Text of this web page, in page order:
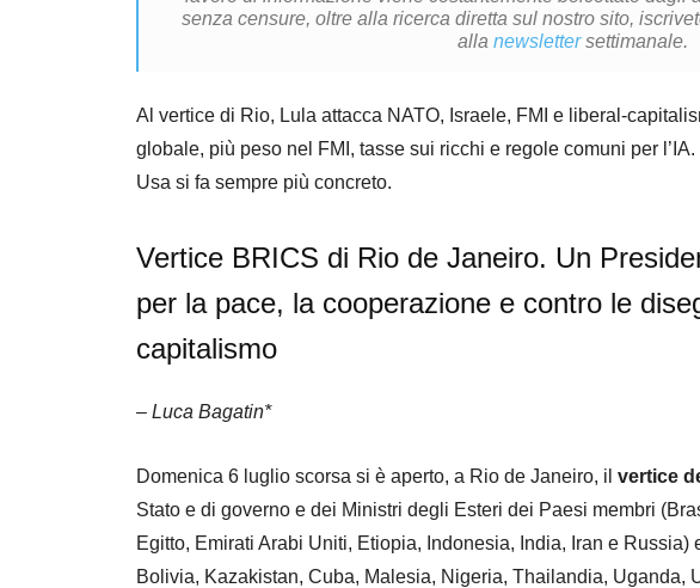
senza censure, oltre alla ricerca diretta sul nostro sito,
allanewslettersettimanale.
Al vertice di Rio, Lula attacca NATO, Israele, FMI e liberal-
globale, più peso nel FMI, tasse sui ricchi e regole comuni per
Usa si fa sempre più concreto.
Vertice BRICS di Rio de Janeiro. Un
per la pace, la cooperazione e contro le
capitalismo
– Luca Bagatin*
Domenica 6 luglio scorsa si è aperto, a Rio de Janeiro, il vertice
Stato e di governo e dei Ministri degli Esteri dei Paesi membri
Egitto, Emirati Arabi Uniti, Etiopia, Indonesia, India, Iran e
Bolivia, Kazakistan, Cuba, Malesia, Nigeria, Thailandia, Uganda,